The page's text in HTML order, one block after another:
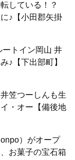
転している！？
♪【小田郡矢掛
ートイン岡山 井
♪【下出部町】
笠つーしんも生
・オー【備後地
）がオープ
お菓子の宝石箱